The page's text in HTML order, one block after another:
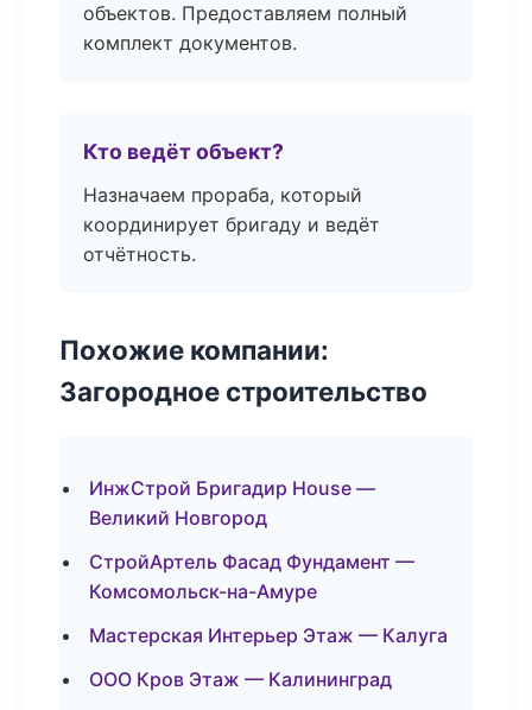
объектов. Предоставляем полный
комплект документов.
Кто ведёт объект?
Назначаем прораба, который
координирует бригаду и ведёт
отчётность.
Похожие компании:
Загородное строительство
ИнжСтрой Бригадир House —
Великий Новгород
СтройАртель Фасад Фундамент —
Комсомольск-на-Амуре
Мастерская Интерьер Этаж — Калуга
ООО Кров Этаж — Калининград